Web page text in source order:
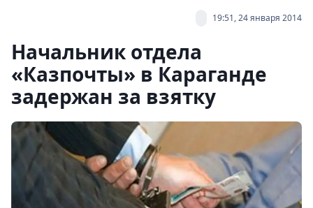
19:51, 24 января 2014
Начальник отдела
«Казпочты» в Караганде
задержан за взятку